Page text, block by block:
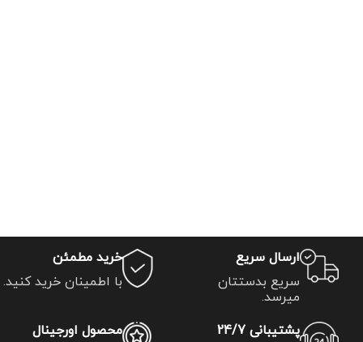
ارسال سریع
سریع بدستتان
میرسد.
خرید مطمئن
با اطمینان خرید کنید.
پشتیبانی 24/7
محصول اورجینال